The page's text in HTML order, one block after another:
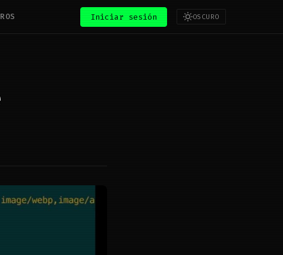
Iniciar sesión OSCURO